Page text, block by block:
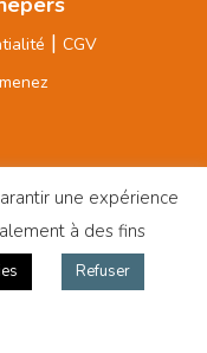
| CGV
une expérience
à des fins
Refuser